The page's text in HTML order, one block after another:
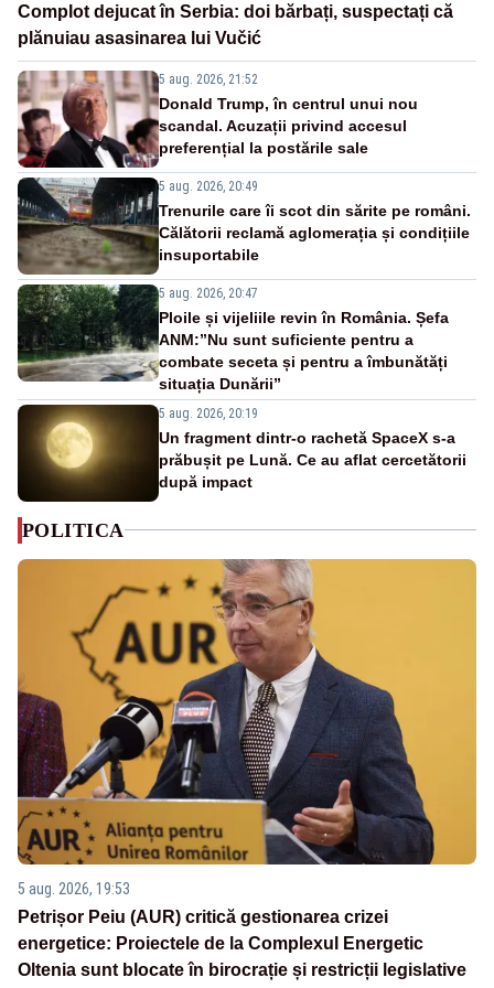
Complot dejucat în Serbia: doi bărbați, suspectați că
plănuiau asasinarea lui Vučić
5 aug. 2026, 21:52
Donald Trump, în centrul unui nou
scandal. Acuzații privind accesul
preferențial la postările sale
5 aug. 2026, 20:49
Trenurile care îi scot din sărite pe români.
Călătorii reclamă aglomerația și condițiile
insuportabile
5 aug. 2026, 20:47
Ploile și vijeliile revin în România. Șefa
ANM:”Nu sunt suficiente pentru a
combate seceta și pentru a îmbunătăți
situația Dunării”
5 aug. 2026, 20:19
Un fragment dintr-o rachetă SpaceX s-a
prăbușit pe Lună. Ce au aflat cercetătorii
după impact
POLITICA
5 aug. 2026, 19:53
Petrișor Peiu (AUR) critică gestionarea crizei
energetice: Proiectele de la Complexul Energetic
Oltenia sunt blocate în birocrație și restricții legislative